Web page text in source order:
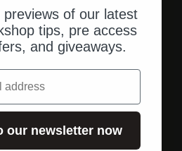
previews of our latest
tips, pre access
and giveaways.
our newsletter now